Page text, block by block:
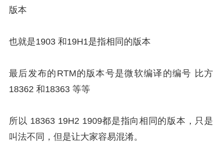
版本
也就是1903 和19H1是指相同的版本
最后发布的RTM的版本号是微软编译的编号 比方
18362 和18363 等等
所以 18363 19H2 1909都是指向相同的版本，只是
叫法不同，但是让大家容易混淆。